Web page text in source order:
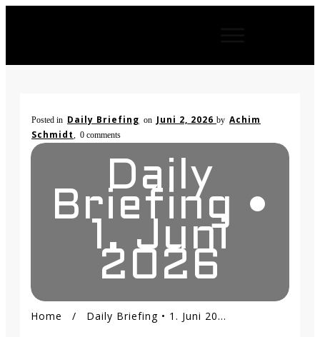
Posted in Daily Briefing on Juni 2, 2026 by Achim
Schmidt
0 comments
Daily
Briefing •
1. Juni
2026
Home / Daily Briefing • 1. Juni 2026